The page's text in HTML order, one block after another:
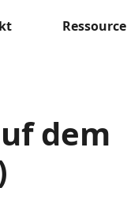
Ressource
dem